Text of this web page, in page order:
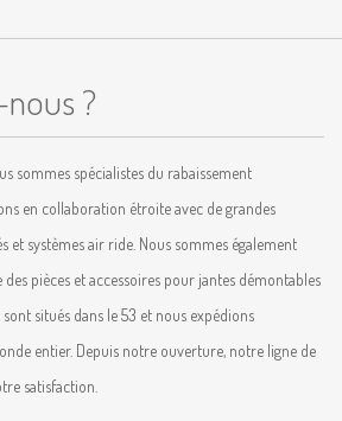
?
sommes spécialistes du rabaissement
en collaboration étroite avec de grandes
et systèmes air ride. Nous sommes également
des pièces et accessoires pour jantes démontables
situés dans le 53 et nous expédions
entier. Depuis notre ouverture, notre ligne de
satisfaction.